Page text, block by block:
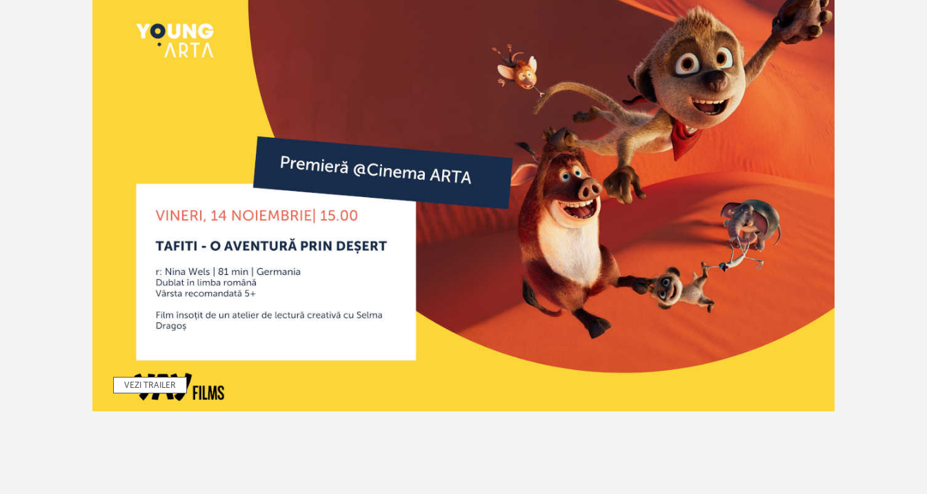
VEZI TRAILER